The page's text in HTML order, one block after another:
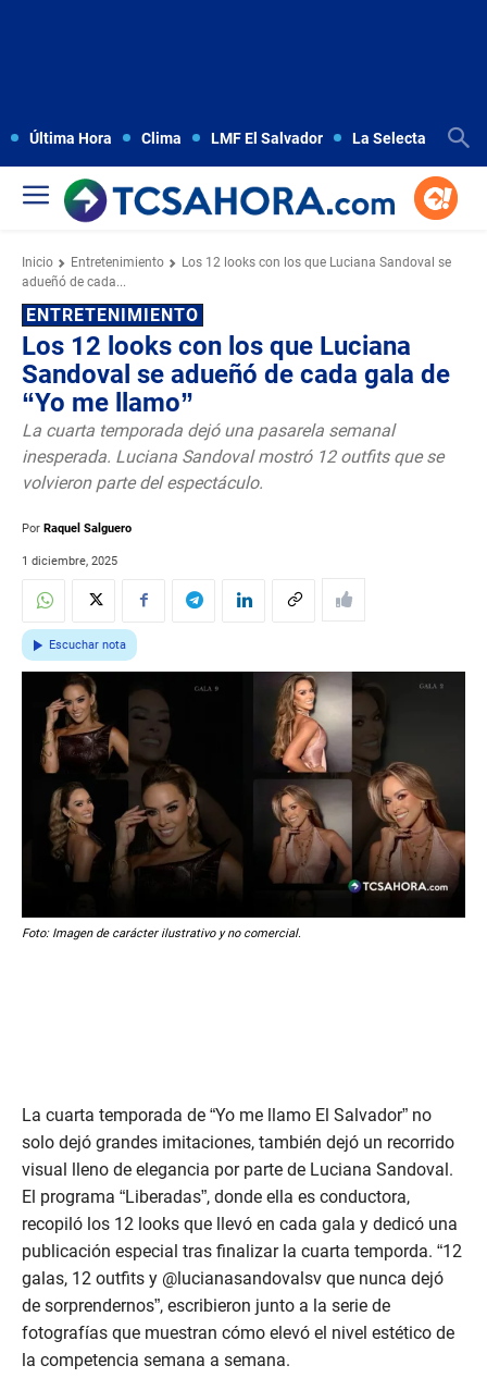
Última Hora Clima LMF El Salvador La Selecta
Inicio Entretenimiento
Los 12 looks con los que Luciana Sandoval se
adueñó de cada...
ENTRETENIMIENTO
Los 12 looks con los que Luciana
Sandoval se adueñó de cada gala de
“Yo me llamo”
La cuarta temporada dejó una pasarela semanal
inesperada. Luciana Sandoval mostró 12 outfits que se
volvieron parte del espectáculo.
Por Raquel Salguero
1 diciembre, 2025
Escuchar nota
Foto: Imagen de carácter ilustrativo y no comercial.
La cuarta temporada de “Yo me llamo El Salvador” no
solo dejó grandes imitaciones, también dejó un recorrido
visual lleno de elegancia por parte de Luciana Sandoval.
El programa “Liberadas”, donde ella es conductora,
recopiló los 12 looks que llevó en cada gala y dedicó una
publicación especial tras finalizar la cuarta temporda. “12
galas, 12 outfits y @lucianasandovalsv que nunca dejó
de sorprendernos”, escribieron junto a la serie de
fotografías que muestran cómo elevó el nivel estético de
la competencia semana a semana.